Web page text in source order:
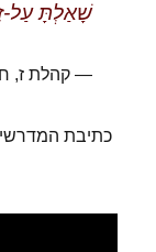
שָׁאַלְתָּ עַל-
קהלת ז, ח
כתיבת